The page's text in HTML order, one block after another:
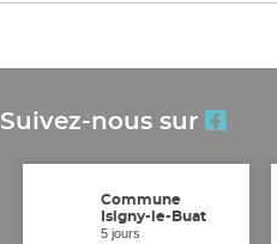
Suivez-nous sur
Commune
Isigny-le-Buat
5 jours